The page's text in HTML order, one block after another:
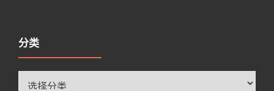
分类